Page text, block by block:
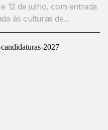
12 de julho, com entrada
às culturas de...